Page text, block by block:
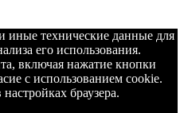
технические данные для
его использования.
включая нажатие кнопки
с использованием cookie.
браузера.